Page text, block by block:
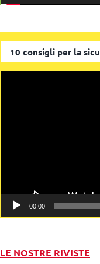
10 consigli per la
00:00
LE NOSTRE RIVISTE